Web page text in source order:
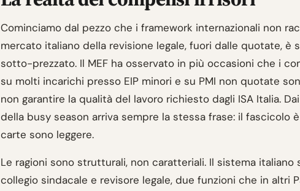
Cominciamo dal pezzo che i framework internazionali non
mercato italiano della revisione legale, fuori dalle quotate, è
sotto-prezzato. Il MEF ha osservato in più occasioni che i
su molti incarichi presso EIP minori e su PMI non quotate
non garantire la qualità del lavoro richiesto dagli ISA Italia.
della busy season arriva sempre la stessa frase: il fascicolo
carte sono leggere.
Le ragioni sono strutturali, non caratteriali. Il sistema italiano
collegio sindacale e revisore legale, due funzioni che in altri